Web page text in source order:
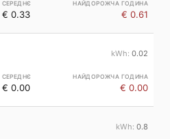
€ 0.33 € 0.61
0.02
€ 0.00 € 0.00
0.8